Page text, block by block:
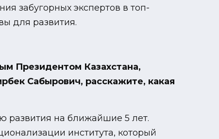
забугорных экспертов в топ-
для развития.
Президентом Казахстана,
Сабырович, расскажите, какая
развития на ближайшие 5 лет.
института, который